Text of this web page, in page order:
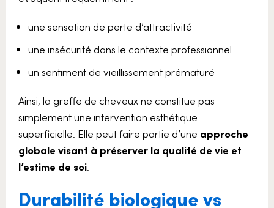
une sensation de perte d’attractivité
une insécurité dans le contexte professionnel
un sentiment de vieillissement prématuré
Ainsi, la greffe de cheveux ne constitue pas
simplement une intervention esthétique
superficielle. Elle peut faire partie d’une approche
globale visant à préserver la qualité de vie et
l’estime de soi.
Durabilité biologique vs